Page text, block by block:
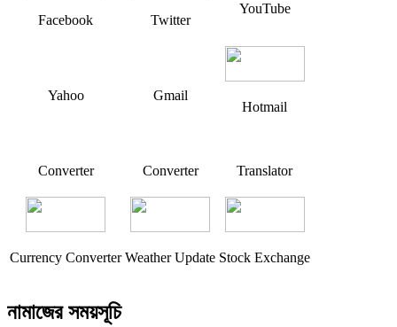
Facebook Twitter
YouTube
Yahoo Gmail
Hotmail
Converter Converter Translator
Currency Converter Weather Update Stock Exchange
নামাজের সময়সূচি